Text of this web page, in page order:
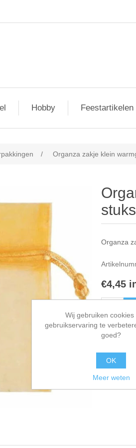
Hobby Feestartikelen
/ Organza zakje klein
stuks
Organza
€4,45
Wij gebruiken cookies
gebruikservaring te
goed?
OK
Meer weten